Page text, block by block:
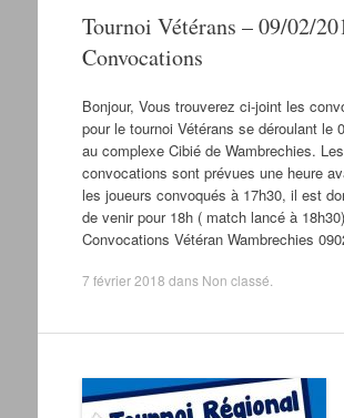
Tournoi Vétérans – 09/02/
Convocations
Bonjour, Vous trouverez ci-joint les
pour le tournoi Vétérans se déroulant le
au complexe Cibié de Wambrechies. Les
convocations sont prévues une heure
les joueurs convoqués à 17h30, il est
de venir pour 18h ( match lancé à
Convocations Vétéran Wambrechies
7 février 2018 dans Non classé